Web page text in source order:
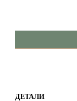
ДЕТАЛИ